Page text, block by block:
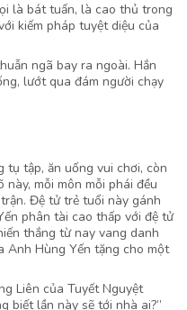
là bát tuấn, là cao thủ trong
kiếm pháp tuyệt diệu của
ngã bay ra ngoài. Hắn
lướt qua đám người chạy
tụ tập, ăn uống vui chơi, còn
mỗi môn mỗi phái đều
Đệ tử trẻ tuổi này gánh
phân tài cao thấp với đệ tử
thắng từ nay vang danh
Anh Hùng Yến tặng cho một
Liên của Tuyết Nguyệt
biết lần này sẽ tới nhà ai?”